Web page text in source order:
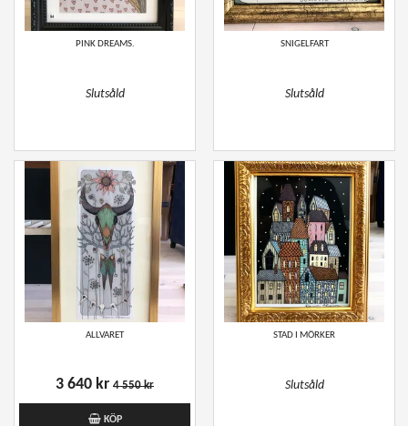
PINK DREAMS.
Slutsåld
SNIGELFART
Slutsåld
ALLVARET
3 640 kr 4 550 kr
KÖP
STAD I MÖRKER
Slutsåld